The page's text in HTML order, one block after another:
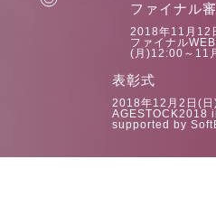
ファイナル
2018年11月12
ファイナル
(月)12:00～11
表彰式
2018年12月2日(日
AGESTOCK2018
supported by